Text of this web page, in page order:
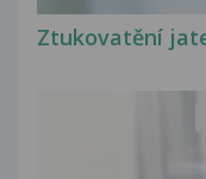
Ztukovatění